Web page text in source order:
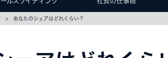
> あなたのシェアはどれくらい？